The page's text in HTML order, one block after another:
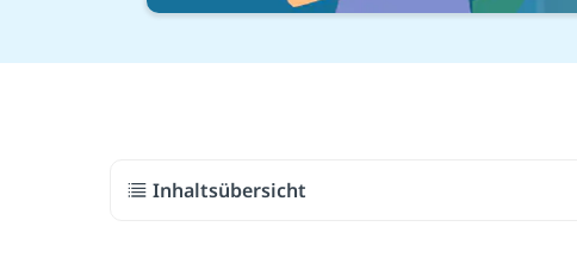
Inhaltsübersicht